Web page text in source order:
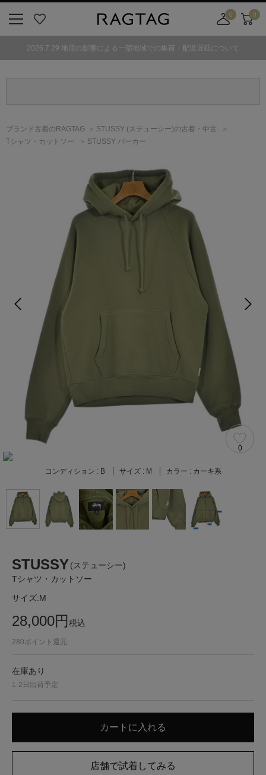
気
0
舗
カ
ト
0
2026.7.29 地震の影響による一部地域での集荷・配送遅延について
ブランド古着のRAGTAG STUSSY (ステューシー)の古着・中古
Tシャツ・カットソー
STUSSY パーカー
0
コンディション : B サイズ : M カラー : カーキ系
STUSSY(ステューシー)
Tシャツ・カットソー
サイズ:M
28,000円税込
280ポイント還元
在庫あり
1-2日出荷予定